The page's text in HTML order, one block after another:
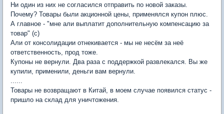
Ни один из них не согласился отправить по новой заказы.
Почему? Товары были акционной цены, применялся купон плюс.
А главное - "мне али выплатит дополнительную компенсацию за
товар" (с)
Али от консолидации отнекивается - мы не несём за неё
ответственность, прод тоже.
Купоны не вернули. Два раза с поддержкой развлекался. Вы же
купили, применили, деньги вам вернули.
Товары не возвращают в Китай, в моем случае появился статус -
пришло на склад для уничтожения.